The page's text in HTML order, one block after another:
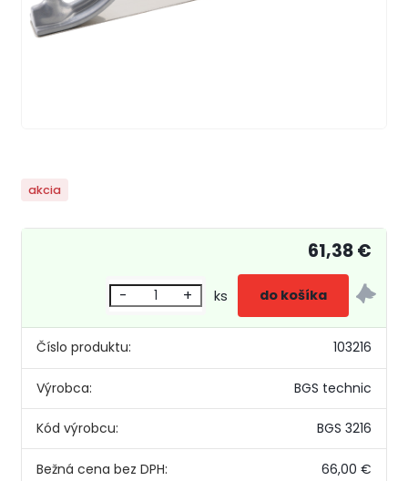
akcia
Číslo produktu: 103216
Výrobca: BGS technic
Kód výrobcu: BGS 3216
Bežná cena bez DPH: 66,00 €
61,38 €
- + ks